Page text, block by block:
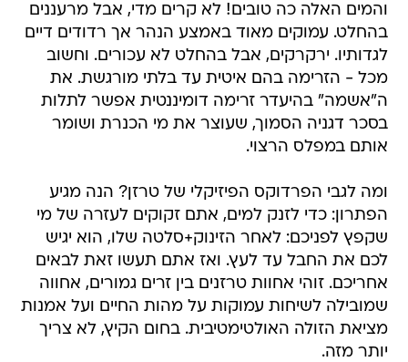
והמים האלה כה טובים! לא קרים מדי, אבל מרעננים
בהחלט. עמוקים מאוד באמצע הנהר אך רדודים דיים
לגדותיו. ירקרקים, אבל בהחלט לא עכורים. וחשוב
מכל - הזרימה בהם איטית עד בלתי מורגשת. את
ה"אשמה" בהיעדר זרימה דומיננטית אפשר לתלות
בסכר דגניה הסמוך, שעוצר את מי הכנרת ושומר
אותם במפלס הרצוי.
ומה לגבי הפרדוקס הפיזיקלי של טרזן? הנה מגיע
הפתרון: כדי לזנק למים, אתם זקוקים לעזרה של מי
שקפץ לפניכם: לאחר הזינוק+סלטה שלו, הוא יגיש
לכם את החבל עד לעץ. ואז אתם תעשו זאת לבאים
אחריכם. זוהי אחוות טרזנים בין זרים גמורים, אחווה
שמובילה לשיחות עמוקות על מהות החיים ועל אמנות
מציאת הזולה האולטימטיבית. בחום הקיץ, לא צריך
יותר מזה.